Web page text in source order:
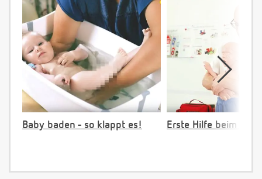
Baby baden - so klappt es! Erste Hilfe beim